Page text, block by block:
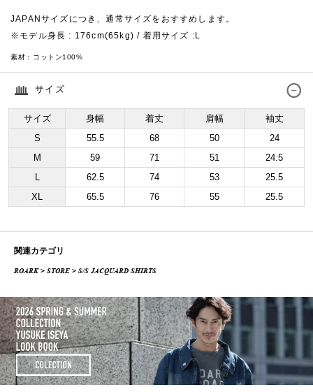
JAPANサイズにつき、通常サイズをおすすめします。
※モデル身長 : 176cm(65kg) / 着用サイズ :L
素材： コットン100%
サイズ
サイズ 身幅 着丈 肩幅
袖丈
S
55.5 68 50
24
M
59 71 51
24.5
L
62.5 74 53
25.5
XL
65.5 76 55 25.5
関連カテゴリ
ROARK>STORE > S/S JACQUARD SHIRTS